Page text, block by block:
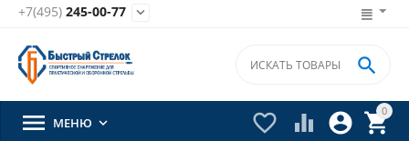
+7(495) 245-00-77 
0


 

 МЕНЮ 